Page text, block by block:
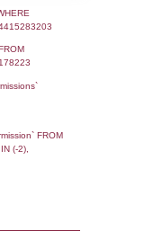
FROM `userlevels`
`userlevelname`